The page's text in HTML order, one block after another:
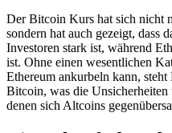
Der Bitcoin Kurs hat sich nicht
sondern hat auch gezeigt, dass
Investoren stark ist, während
ist. Ohne einen wesentlichen
Ethereum ankurbeln kann,
Bitcoin, was die
denen sich Altcoins